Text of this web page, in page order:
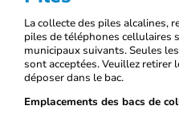
La collecte des piles alcalines,
piles de téléphones cellulaires
municipaux suivants. Seules
sont acceptées. Veuillez retirer
déposer dans le bac.
Emplacements des bacs de